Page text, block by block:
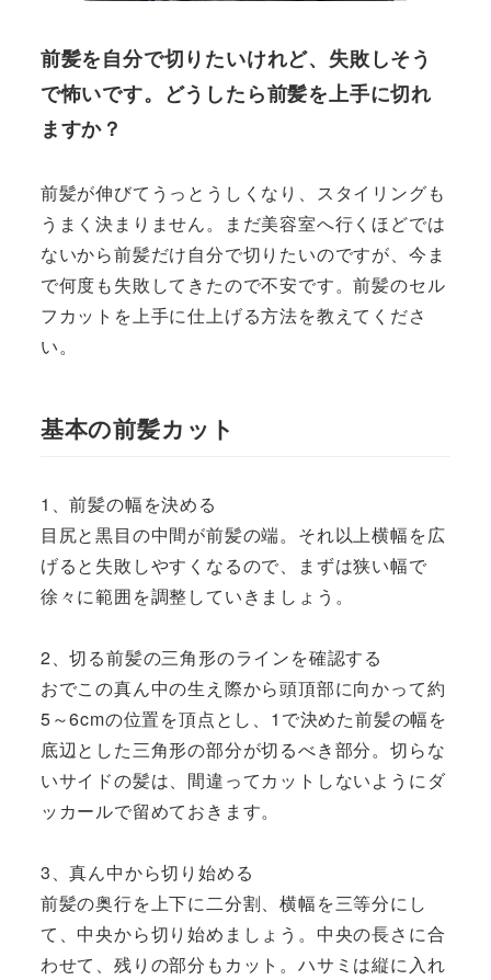
前髪を自分で切りたいけれど、失敗しそう
で怖いです。どうしたら前髪を上手に切れ
ますか？
前髪が伸びてうっとうしくなり、スタイリングも
うまく決まりません。まだ美容室へ行くほどでは
ないから前髪だけ自分で切りたいのですが、今ま
で何度も失敗してきたので不安です。前髪のセル
フカットを上手に仕上げる方法を教えてくださ
い。
基本の前髪カット
1、前髪の幅を決める
目尻と黒目の中間が前髪の端。それ以上横幅を広
げると失敗しやすくなるので、まずは狭い幅で
徐々に範囲を調整していきましょう。
2、切る前髪の三角形のラインを確認する
おでこの真ん中の生え際から頭頂部に向かって約
5～6cmの位置を頂点とし、1で決めた前髪の幅を
底辺とした三角形の部分が切るべき部分。切らな
いサイドの髪は、間違ってカットしないようにダ
ッカールで留めておきます。
3、真ん中から切り始める
前髪の奥行を上下に二分割、横幅を三等分にし
て、中央から切り始めましょう。中央の長さに合
わせて、残りの部分もカット。ハサミは縦に入れ